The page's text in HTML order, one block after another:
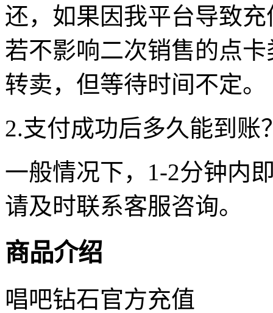
还，如果因我平台导致
若不影响二次销售的点
转卖，但等待时间不定。
2.支付成功后多久能到账
一般情况下，1-2分钟内
请及时联系客服咨询。
商品介绍
唱吧钻石官方充值